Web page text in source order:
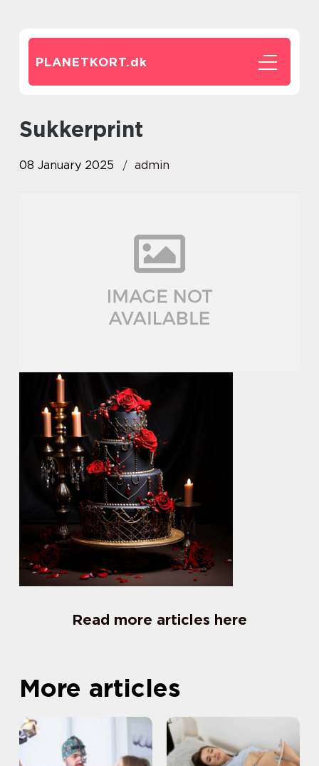
PLANETKORT.dk
sukkerprint
08 January 2025 admin
Read more articles here
More articles